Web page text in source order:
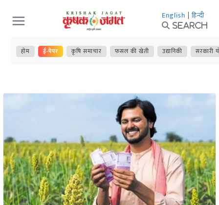
Skip
to
content
English | हिन्दी
Search
होम ई-पेपर कृषि समाचार फसल की खेती उद्यानिकी सरकारी